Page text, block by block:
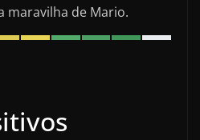
maravilha de Mario.